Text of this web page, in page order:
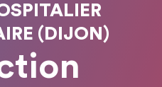
(DIJON)